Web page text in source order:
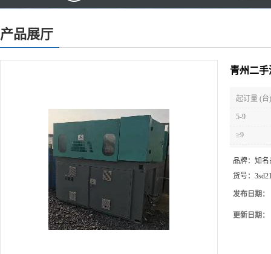
产品展厅
青州二
起订量 (台)
5-9
≥9
品牌： 知名
货号：
发布日期：
更新日期：